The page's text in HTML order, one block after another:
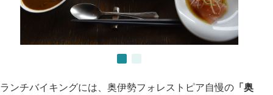
ランチバイキングには、奥伊勢フォレストピア自慢の 「奥